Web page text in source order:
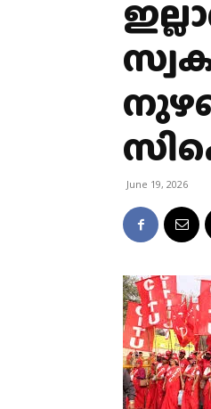
June 19, 2026